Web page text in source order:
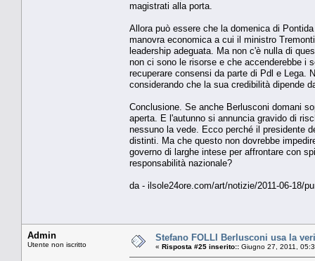
magistrati alla porta.
Allora può essere che la domenica di
manovra economica a cui il ministro
leadership adeguata. Ma non c'è nulla di
non ci sono le risorse e che accenderebbe i
recuperare consensi da parte di Pdl e Lega.
considerando che la sua credibilità dipende
Conclusione. Se anche Berlusconi domani
aperta. E l'autunno si annuncia gravido di
nessuno la vede. Ecco perché il presidente
distinti. Ma che questo non dovrebbe
governo di larghe intese per affrontare con
responsabilità nazionale?
da - ilsole24ore.com/art/notizie/2011-06-18/
Admin
Utente non iscritto
Stefano FOLLI Berlusconi usa la
« Risposta #25 inserito:: Giugno 27, 2011,